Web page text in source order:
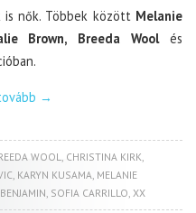
is nők. Többek közöttMelanie
Brown, Breeda Woolés
→
WOOL, CHRISTINA KIRK,
, KARYN KUSAMA, MELANIE
, SOFIA CARRILLO,XX